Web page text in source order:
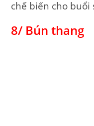
chế biến cho buổi
8/ Bún thang